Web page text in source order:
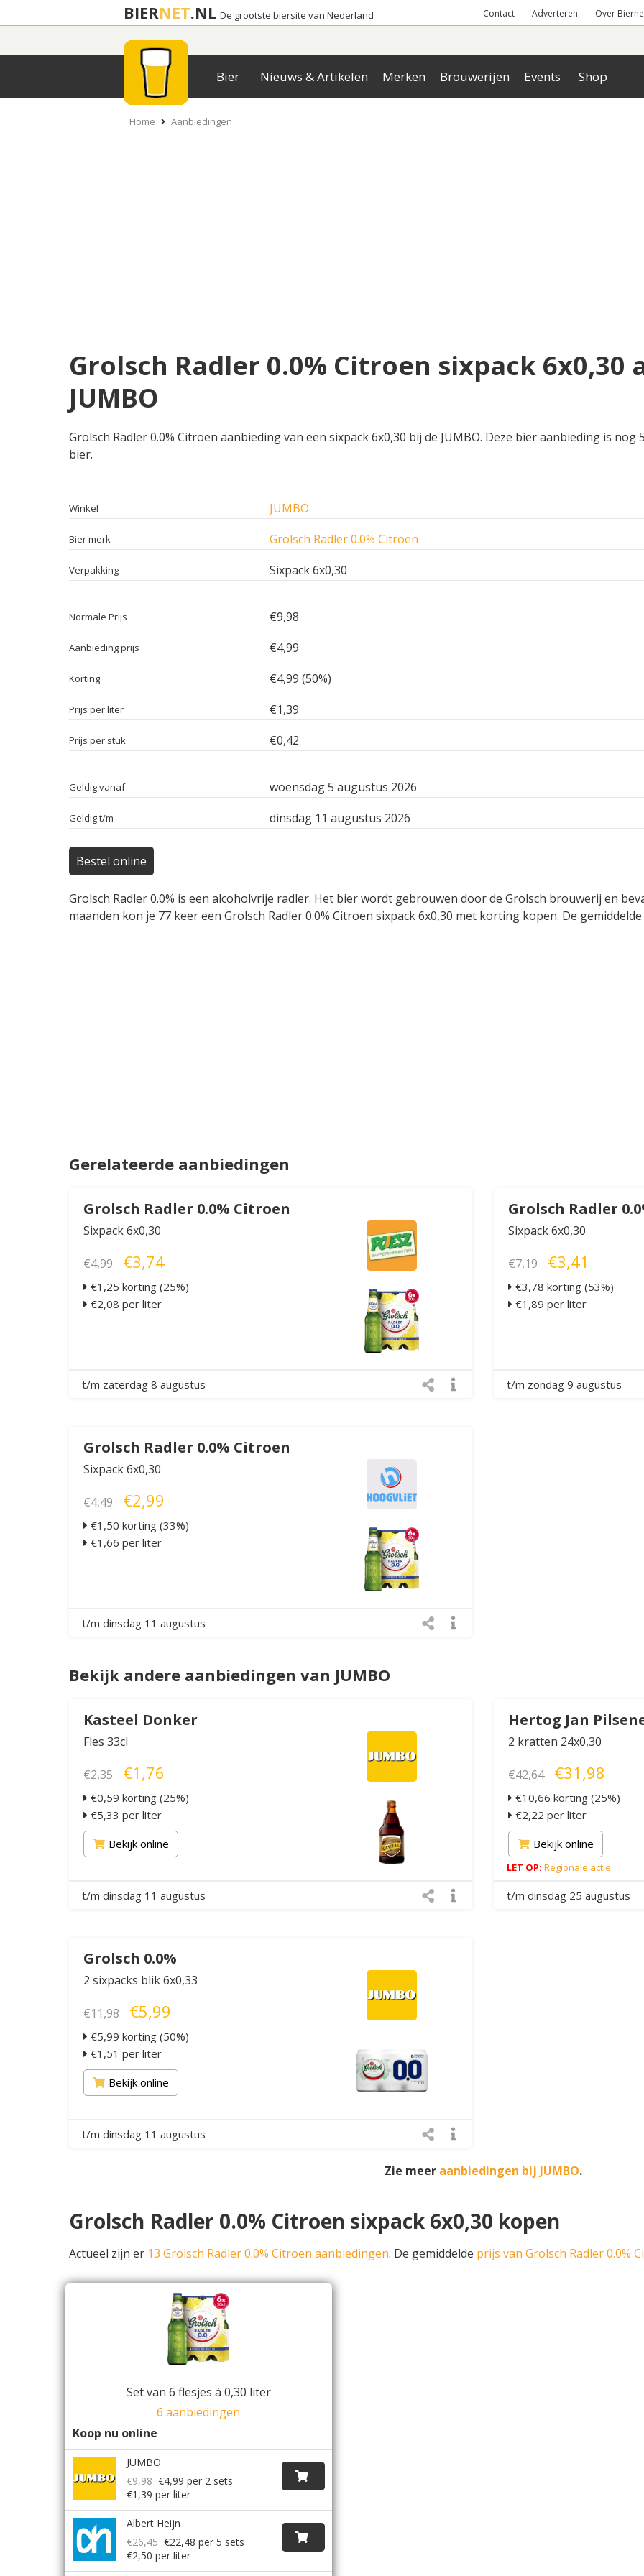
BIERNET.NL De grootste biersite van Nederland Contact Adverteren Over
Bier Nieuws & Artikelen Merken Brouwerijen Events Shop
Home Aanbiedingen
Grolsch Radler 0.0% Citroen sixpack 6x0,30
JUMBO
Grolsch Radler 0.0% Citroen aanbieding van een sixpack 6x0,30 bij de JUMBO. Deze bier aanbieding is
bier.
Winkel JUMBO
Bier merk Grolsch Radler 0.0% Citroen
Verpakking Sixpack 6x0,30
Normale Prijs €9,98
Aanbieding prijs €4,99
Korting €4,99 (50%)
Prijs per liter €1,39
Prijs per stuk €0,42
Geldig vanaf woensdag 5 augustus 2026
Geldig t/m dinsdag 11 augustus 2026
Bestel online
Grolsch Radler 0.0% is een alcoholvrije radler. Het bier wordt gebrouwen door de Grolsch brouwerij en
maanden kon je 77 keer een Grolsch Radler 0.0% Citroen sixpack 6x0,30 met korting kopen. De
Gerelateerde aanbiedingen
Grolsch Radler 0.0% Citroen
Sixpack 6x0,30
€4,99 €3,74
€1,25 korting (25%)
€2,08 per liter
t/m zaterdag 8 augustus
Grolsch Radler
Sixpack 6x0,30
€7,19 €3,41
€3,78 korting (53%)
€1,89 per liter
t/m zondag 9 augustus
Grolsch Radler 0.0% Citroen
Sixpack 6x0,30
€4,49 €2,99
€1,50 korting (33%)
€1,66 per liter
t/m dinsdag 11 augustus
Bekijk andere aanbiedingen van JUMBO
Kasteel Donker
Fles 33cl
€2,35 €1,76
€0,59 korting (25%)
€5,33 per liter
Bekijk online
t/m dinsdag 11 augustus
Hertog Jan
2 kratten 24x0,30
€42,64 €31,98
€10,66 korting (25%)
€2,22 per liter
Bekijk online
t/m dinsdag 25 augustus
LET OP: Regionale actie
Grolsch 0.0%
2 sixpacks blik 6x0,33
€11,98 €5,99
€5,99 korting (50%)
€1,51 per liter
Bekijk online
t/m dinsdag 11 augustus
Zie meer aanbiedingen bij JUMBO.
Grolsch Radler 0.0% Citroen sixpack 6x0,30 kopen
Actueel zijn er 13 Grolsch Radler 0.0% Citroen aanbiedingen. De gemiddelde prijs van Grolsch Radler 0.0%
Set van 6 flesjes á 0,30 liter
6 aanbiedingen
Koop nu online
JUMBO
€9,98 €4,99 per 2 sets
€1,39 per liter
Albert Heijn
€26,45 €22,48 per 5 sets
€2,50 per liter